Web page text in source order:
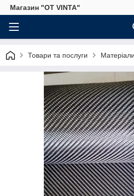
Магазин "OT VINTA"
Товари та послуги Матеріали